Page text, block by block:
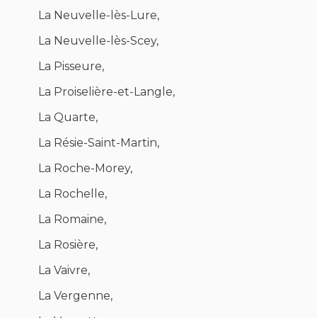
La Neuvelle-lès-Lure,
La Neuvelle-lès-Scey,
La Pisseure,
La Proiselière-et-Langle,
La Quarte,
La Résie-Saint-Martin,
La Roche-Morey,
La Rochelle,
La Romaine,
La Rosière,
La Vaivre,
La Vergenne,